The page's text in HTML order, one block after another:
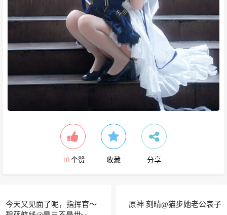
10 个赞 收藏 分享
今天又见面了呢，指挥官～
原神 刻晴@猫步她老公哀子